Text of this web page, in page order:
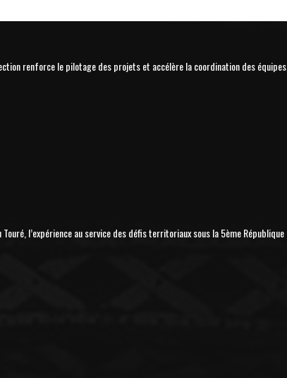
renforce le pilotage des projets et accélère la coordination des équipes.
Touré, l’expérience au service des défis territoriaux sous la 5ème République